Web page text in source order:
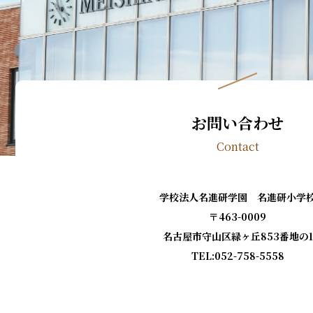
お問い合わせ
Contact
学校法人名進研学園 名進研小学
〒463-0009
名古屋市守山区緑ヶ丘853番地の1
TEL:052-758-5558